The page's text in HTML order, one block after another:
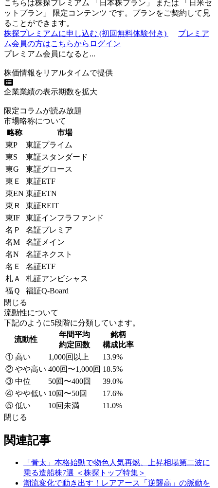
こちらは株探プレミアム 「 日本株プラン 」 または 「 日米セ
ットプラン 」 限定コンテンツ です。プランをご契約して見
ることができます。
株探プレミアムに申し込む (初回無料体験付き)
プレミア
ム会員の方はこちらからログイン
プレミアム会員になると...
株価情報をリアルタイムで提供
企業業績の表示期数を拡大
限定コラムが読み放題
市場略称について
略称
市場
東P
東証プライム
東S
東証スタンダード
東G
東証グロース
東Ｅ
東証ETF
東EN 東証ETN
東Ｒ
東証REIT
東IF
東証インフラファンド
名Ｐ
名証プレミア
名M
名証メイン
名N
名証ネクスト
名Ｅ
名証ETF
札Ａ
札証アンビシャス
福Ｑ
福証Q-Board
閉じる
流動性について
下記のように5段階に分類しています。
流動性
年間平均
約定回数
銘柄
構成比率
① 高い
1,000回以上
13.9%
② やや高い 400回〜1,000回 18.5%
③ 中位
50回〜400回
39.0%
④ やや低い 10回〜50回
17.6%
⑤ 低い
10回未満
11.0%
閉じる
関連記事
「骨太」本格始動で物色人気再燃、上昇相場第二波に
乗る造船株7選 ＜株探トップ特集＞
潮流変化で動き出す！レアアース「逆襲高」の脈動を